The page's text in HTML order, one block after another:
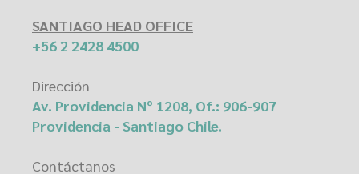
SANTIAGO HEAD OFFICE
+56 2 2428 4500
Dirección
Av. Providencia Nº 1208, Of.: 906-907
Providencia - Santiago Chile.
Contáctanos